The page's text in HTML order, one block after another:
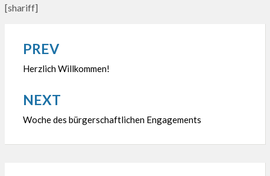
[shariff]
Beitragsnavigation
PREV
Herzlich Willkommen!
NEXT
Woche des bürgerschaftlichen Engagements